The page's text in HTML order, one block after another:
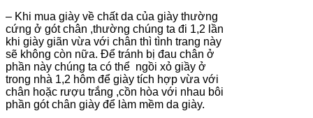
– Khi mua giày về chất da của giày thường
cứng ở gót chân ,thường chúng ta đi 1,2 lần
khi giày giãn vừa với chân thì tình trang này
sẽ không còn nữa. Để tránh bị đau chân ở
phần này chúng ta có thể ngồi xỏ giầy ở
trong nhà 1,2 hôm để giày tích hợp vừa với
chân hoặc rượu trắng ,cồn hòa với nhau bôi
phần gót chân giày để làm mềm da giày.